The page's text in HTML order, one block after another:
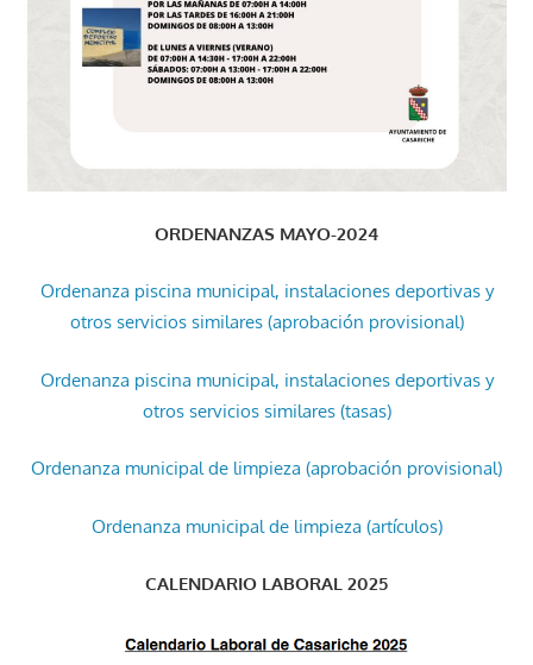
ORDENANZAS MAYO-2024
Ordenanza piscina municipal, instalaciones deportivas y
otros servicios similares (aprobación provisional)
Ordenanza piscina municipal, instalaciones deportivas y
otros servicios similares (tasas)
Ordenanza municipal de limpieza (aprobación provisional)
Ordenanza municipal de limpieza (artículos)
CALENDARIO LABORAL 2025